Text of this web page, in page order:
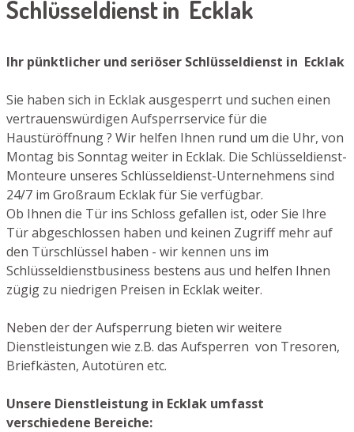
Schlüsseldienst in Ecklak
Ihr pünktlicher und seriöser Schlüsseldienst in Ecklak
Sie haben sich in Ecklak ausgesperrt und suchen einen
vertrauenswürdigen Aufsperrservice für die
Haustüröffnung ? Wir helfen Ihnen rund um die Uhr, von
Montag bis Sonntag weiter in Ecklak. Die Schlüsseldienst-
Monteure unseres Schlüsseldienst-Unternehmens sind
24/7 im Großraum Ecklak für Sie verfügbar.
Ob Ihnen die Tür ins Schloss gefallen ist, oder Sie Ihre
Tür abgeschlossen haben und keinen Zugriff mehr auf
den Türschlüssel haben - wir kennen uns im
Schlüsseldienstbusiness bestens aus und helfen Ihnen
zügig zu niedrigen Preisen in Ecklak weiter.
Neben der der Aufsperrung bieten wir weitere
Dienstleistungen wie z.B. das Aufsperren von Tresoren,
Briefkästen, Autotüren etc.
Unsere Dienstleistung in Ecklak umfasst
verschiedene Bereiche: